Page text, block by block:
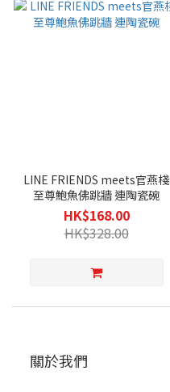
LINE FRIENDS meets官燕棧
至尊鮑魚佛跳牆 連陶瓷碗
HK$168.00
HK$328.00
關於我們